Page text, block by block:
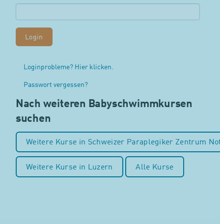
Loginprobleme? Hier klicken.
Passwort vergessen?
Nach weiteren Babyschwimmkursen
suchen
Weitere Kurse in Schweizer Paraplegiker Zentrum
Weitere Kurse in Luzern Alle Kurse